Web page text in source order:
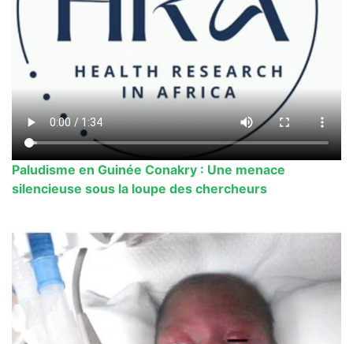
Paludisme en Guinée Conakry : Une menace
silencieuse sous la loupe des chercheurs